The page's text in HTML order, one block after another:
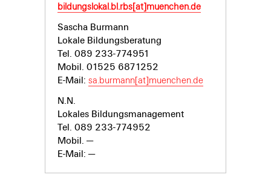
bildungslokal.bl.rbs[at]muenchen.de
Sascha Burmann
Lokale Bildungsberatung
Tel. 089 233-774951
Mobil. 01525 6871252
E-Mail: sa.burmann[at]muenchen.de
N.N.
Lokales Bildungsmanagement
Tel. 089 233-774952
Mobil. —
E-Mail: —